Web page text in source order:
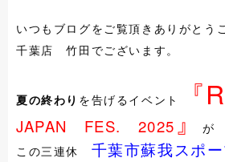
いつもブログをご覧頂きありがとう
千葉店 竹田でございます。
夏の終わり を告げるイベント 『
JAPAN FES. 2025 』
が
この三連休 千葉市蘇我スポ